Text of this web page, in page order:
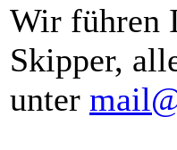
Wir führen
Skipper,
unter